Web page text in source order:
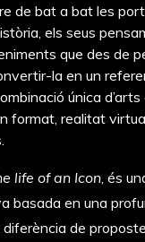
de bat a bat les
els seus
que des de
la en un
única d’arts
format, realitat
life of an Icon , és
basada en una
de